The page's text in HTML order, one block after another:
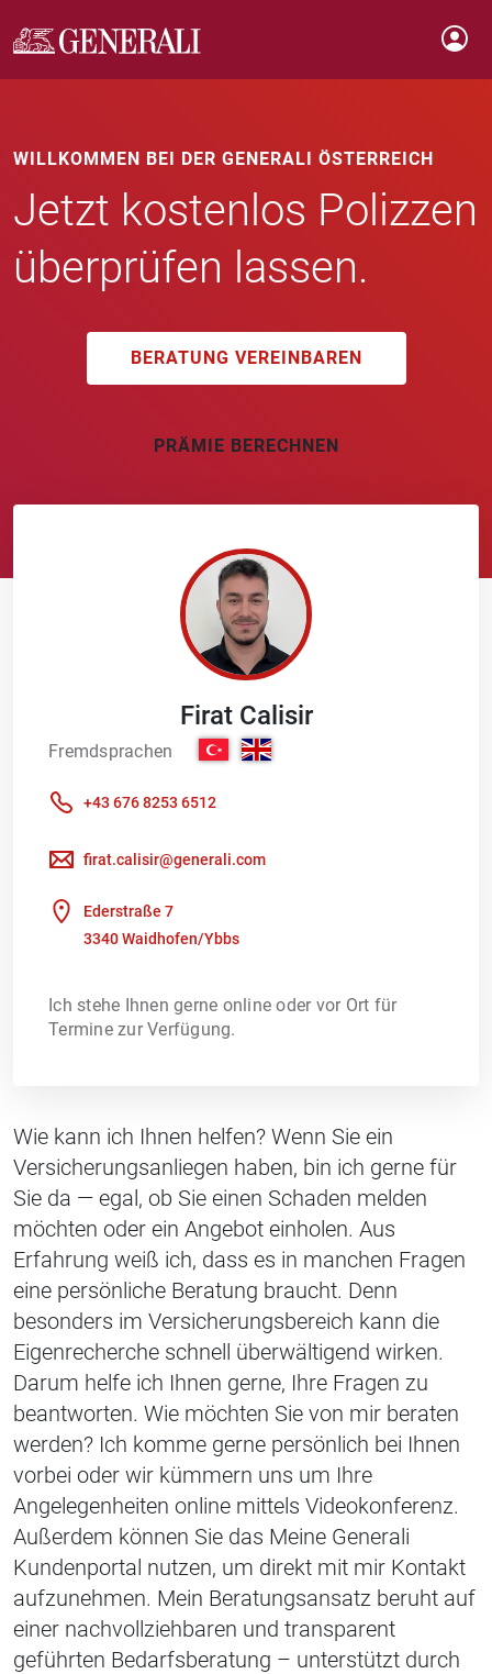
WILLKOMMEN BEI DER GENERALI ÖSTERREICH
Jetzt kostenlos Polizzen
überprüfen lassen.
BERATUNG VEREINBAREN
PRÄMIE BERECHNEN
Firat Calisir
Fremdsprachen
+43 676 8253 6512
firat.calisir@generali.com
Ederstraße 7
3340 Waidhofen/Ybbs
Ich stehe Ihnen gerne online oder vor Ort für
Termine zur Verfügung.
Wie kann ich Ihnen helfen? Wenn Sie ein
Versicherungsanliegen haben, bin ich gerne für
Sie da — egal, ob Sie einen Schaden melden
möchten oder ein Angebot einholen. Aus
Erfahrung weiß ich, dass es in manchen Fragen
eine persönliche Beratung braucht. Denn
besonders im Versicherungsbereich kann die
Eigenrecherche schnell überwältigend wirken.
Darum helfe ich Ihnen gerne, Ihre Fragen zu
beantworten. Wie möchten Sie von mir beraten
werden? Ich komme gerne persönlich bei Ihnen
vorbei oder wir kümmern uns um Ihre
Angelegenheiten online mittels Videokonferenz.
Außerdem können Sie das Meine Generali
Kundenportal nutzen, um direkt mit mir Kontakt
aufzunehmen. Mein Beratungsansatz beruht auf
einer nachvollziehbaren und transparent
geführten Bedarfsberatung – unterstützt durch